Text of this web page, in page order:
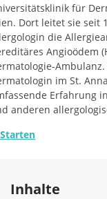
für
Dort leitet sie seit
die
Angioödem
im St.
Erfahrung
anderen
Starten
Inhalte